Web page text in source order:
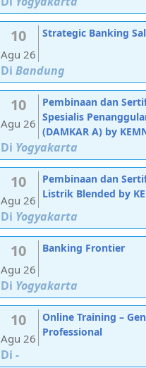
10
Agu 26
Strategic Banking
Di Bandung
10
Agu 26
Pembinaan dan
Spesialis
(DAMKAR A) by
Di Yogyakarta
10
Agu 26
Pembinaan dan
Listrik Blended by
Di Yogyakarta
10
Agu 26
Banking Frontier
Di Yogyakarta
10
Agu 26
Online Training –
Professional
Di -